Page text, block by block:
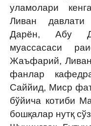
уламолари
Ливан
Дарён, Абу
муассасаси
Жаъфарий,
фанлар
Саййид, Миср
бўйича котиби
бошқалар нутқ